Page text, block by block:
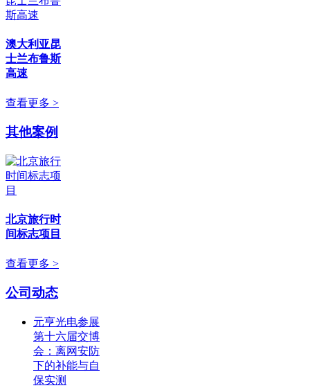
澳大利亚昆
士兰布鲁斯
高速
查看更多 >
其他案例
北京旅行时
间标志项目
查看更多 >
公司动态
元亨光电参展
第十六届交博
会：离网安防
下的补能与自
保实测